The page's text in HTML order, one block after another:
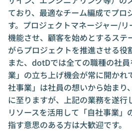
ており、最適なチーム編成でプロ
す。プロジェクトマネージャー/
機能させ、顧客を始めとするステ
がらプロジェクトを推進させる役
また、dotDでは全ての職種の社
業」の立ち上げ機会が常に開かれ
社事業」は社員の想いから始まり
に至りますが、上記の業務を遂
リソースを活用して「自社事業」
指す意思のある方は大歓迎です。